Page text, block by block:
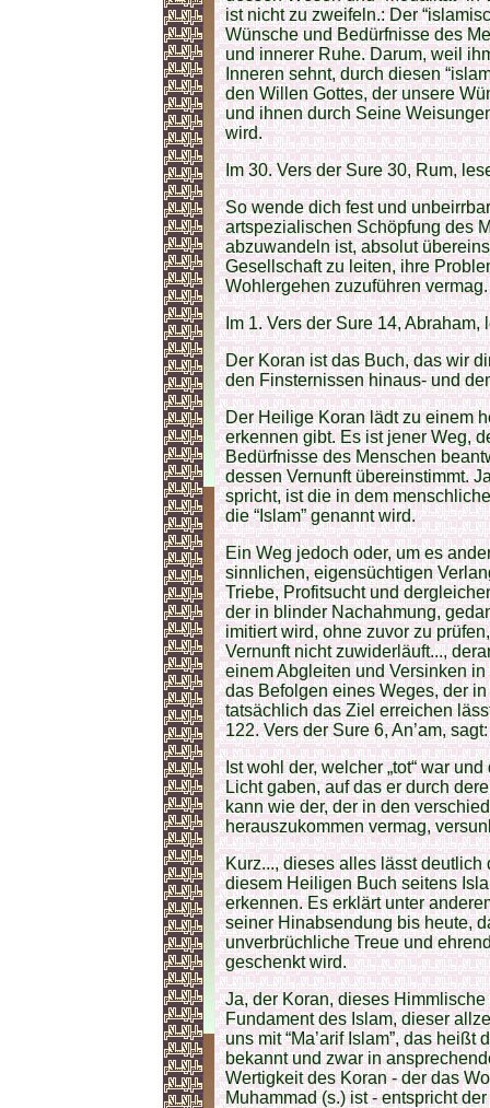
ist nicht zu zweifeln.: Der
Wünsche und Bedürfnisse des
und innerer Ruhe. Darum, weil
Inneren sehnt, durch diesen
den Willen Gottes, der unsere
und ihnen durch Seine
wird.
Im 30. Vers der Sure 30, Rum,
So wende dich fest und
artspezialischen Schöpfung des
abzuwandeln ist, absolut
Gesellschaft zu leiten, ihre
Wohlergehen zuzuführen vermag.
Im 1. Vers der Sure 14, Abraham,
Der Koran ist das Buch, das wir
den Finsternissen hinaus- und
Der Heilige Koran lädt zu einem
erkennen gibt. Es ist jener Weg,
Bedürfnisse des Menschen
dessen Vernunft übereinstimmt.
spricht, ist die in dem
die “Islam” genannt wird.
Ein Weg jedoch oder, um es
sinnlichen, eigensüchtigen
Triebe, Profitsucht und
der in blinder Nachahmung,
imitiert wird, ohne zuvor zu
Vernunft nicht zuwiderläuft...,
einem Abgleiten und Versinken
das Befolgen eines Weges, der
tatsächlich das Ziel erreichen
122. Vers der Sure 6, An’am, sagt:
Ist wohl der, welcher „tot“ war
Licht gaben, auf das er durch
kann wie der, der in den
herauszukommen vermag,
Kurz..., dieses alles lässt
diesem Heiligen Buch seitens
erkennen. Es erklärt unter
seiner Hinabsendung bis heute,
unverbrüchliche Treue und
geschenkt wird.
Ja, der Koran, dieses
Fundament des Islam, dieser
uns mit “Ma’arif Islam”, das
bekannt und zwar in
Wertigkeit des Koran - der das
Muhammad (s.) ist - entspricht